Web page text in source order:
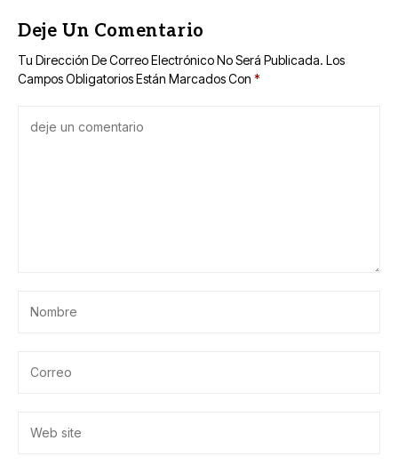
Deje Un Comentario
Tu Dirección De Correo Electrónico No Será Publicada. Los
Campos Obligatorios Están Marcados Con *